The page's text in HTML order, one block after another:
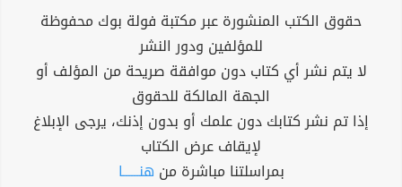
حقوق الكتب المنشورة عبر مكتبة فولة بوك محفوظة
للمؤلفين ودور النشر
لا يتم نشر أي كتاب دون موافقة صريحة من المؤلف أو
الجهة المالكة للحقوق
إذا تم نشر كتابك دون علمك أو بدون إذنك، يرجى الإبلاغ
لإيقاف عرض الكتاب
بمراسلتنا مباشرة من هنــــــا